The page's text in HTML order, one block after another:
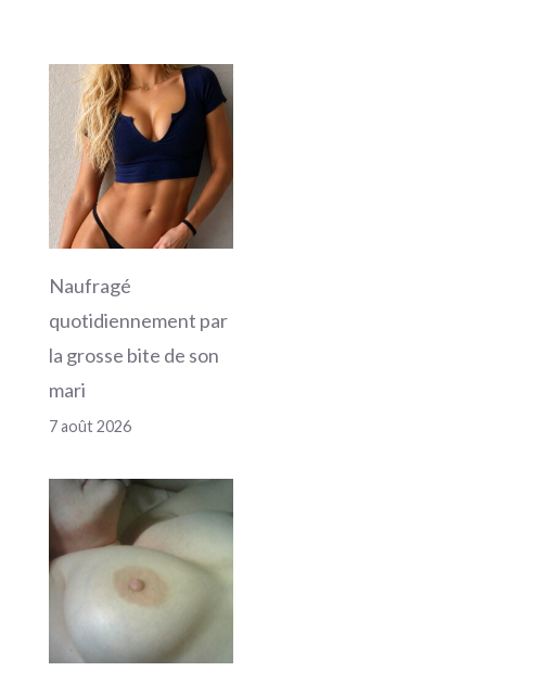
Naufragé
quotidiennement par
la grosse bite de son
mari
7 août 2026